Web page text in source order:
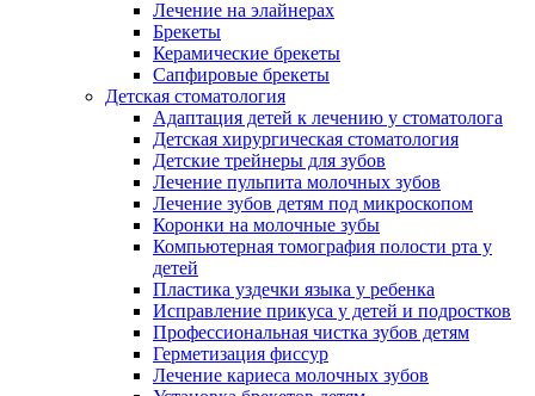
Лечение на элайнерах
Брекеты
Керамические брекеты
Сапфировые брекеты
Детская стоматология
Адаптация детей к лечению у стоматолога
Детская хирургическая стоматология
Детские трейнеры для зубов
Лечение пульпита молочных зубов
Лечение зубов детям под микроскопом
Коронки на молочные зубы
Компьютерная томография полости рта у
детей
Пластика уздечки языка у ребенка
Исправление прикуса у детей и подростков
Профессиональная чистка зубов детям
Герметизация фиссур
Лечение кариеса молочных зубов